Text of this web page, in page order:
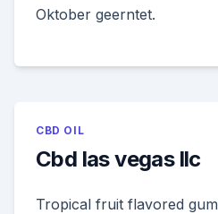
Oktober geerntet.
CBD OIL
Cbd las vegas llc
Tropical fruit flavored